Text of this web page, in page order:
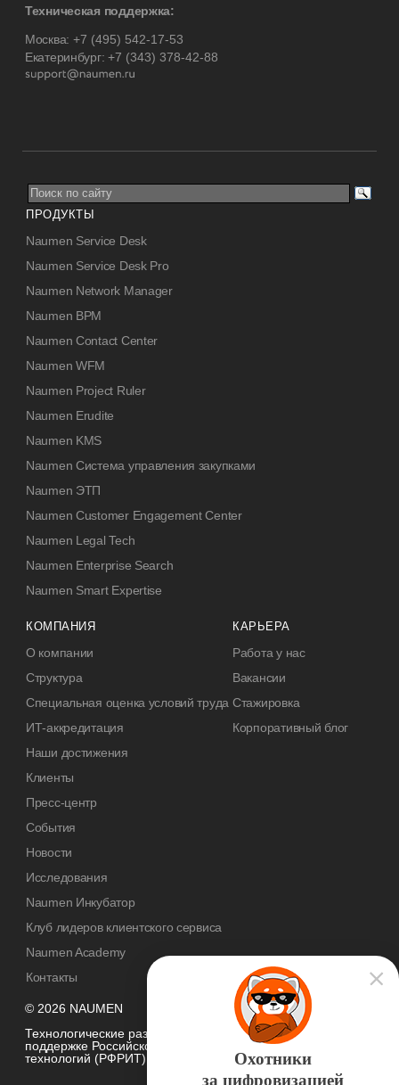
Техническая поддержка:
Москва: +7 (495) 542-17-53
Екатеринбург:+7 (343) 378-42-88
© 2026 NAUMEN
Технологические разработки осуществляются при грантовой
поддержке Российского фонда развития информационных
технологий (РФРИТ)
ПРОДУКТЫ
Naumen Service Desk
Naumen Service Desk Pro
Naumen Network Manager
Naumen BPM
Naumen Contact Center
Naumen WFM
Naumen Project Ruler
Naumen Erudite
Naumen KMS
Naumen Система управления закупками
Naumen ЭТП
Naumen Customer Engagement Center
Naumen Legal Tech
Naumen Enterprise Search
Naumen Smart Expertise
КОМПАНИЯ
О компании
Структура
Специальная оценка условий труда
ИТ-аккредитация
Наши достижения
Клиенты
Пресс-центр
События
Новости
Исследования
Naumen Инкубатор
Клуб лидеров клиентского сервиса
Naumen Academy
Контакты
КАРЬЕРА
Работа у нас
Вакансии
Стажировка
Корпоративный блог
Охотники
за цифровизацией